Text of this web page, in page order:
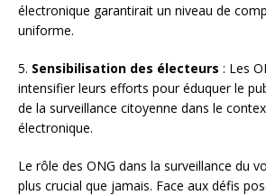
électronique garantirait un niveau de
uniforme.
5. Sensibilisation des électeurs : Les
intensifier leurs efforts pour éduquer le
de la surveillance citoyenne dans le
électronique.
Le rôle des ONG dans la surveillance du
plus crucial que jamais. Face aux défis